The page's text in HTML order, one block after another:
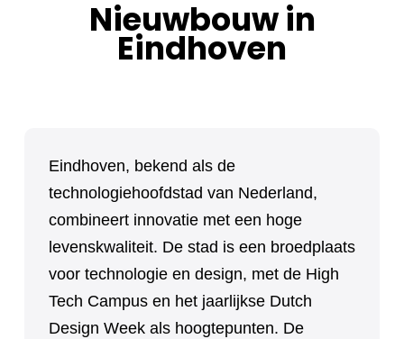
Nieuwbouw in
Eindhoven
Eindhoven, bekend als de
technologiehoofdstad van Nederland,
combineert innovatie met een hoge
levenskwaliteit. De stad is een broedplaats
voor technologie en design, met de High
Tech Campus en het jaarlijkse Dutch
Design Week als hoogtepunten. De